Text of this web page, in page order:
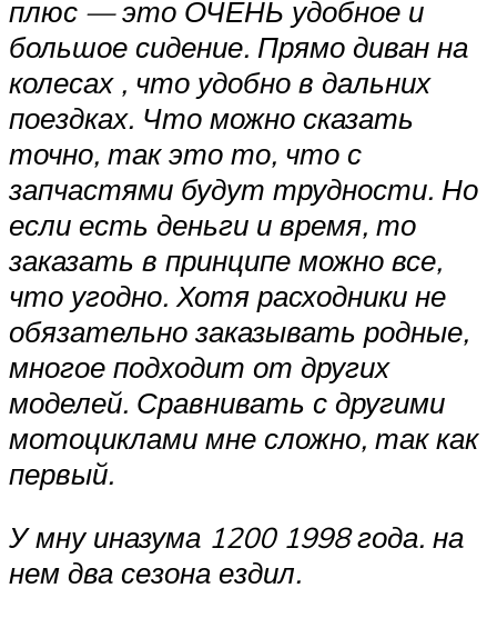
плюс — это ОЧЕНЬ удобное и
большое сидение. Прямо диван на
колесах , что удобно в дальних
поездках. Что можно сказать
точно, так это то, что с
запчастями будут трудности. Но
если есть деньги и время, то
заказать в принципе можно все,
что угодно. Хотя расходники не
обязательно заказывать родные,
многое подходит от других
моделей. Сравнивать с другими
мотоциклами мне сложно, так как
первый.
У мну иназума 1200 1998 года. на
нем два сезона ездил.